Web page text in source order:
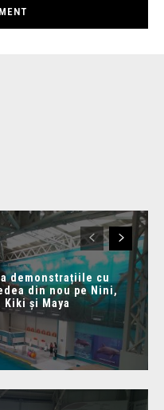
demonstrațiile cu
din nou pe Nini,
și Maya